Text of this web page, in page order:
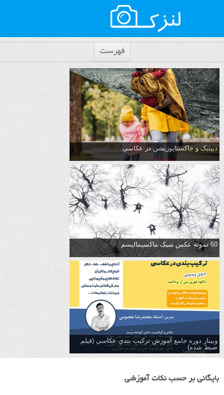
فهرست
دیپتیک و جاکستا‌پوزیشن در عکاسی
60 نمونه عکس سبک ماکسیمالیسم
وبینار دوره جامع آموزش تركيب بندي عكاسي (فیلم
ضبط شده)
بایگانی بر حسب نکات آموزشی